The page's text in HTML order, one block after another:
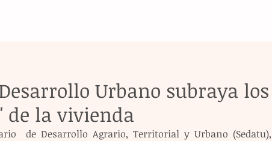
Urbano subraya los
de la vivienda
de Desarrollo Agrario, Territorial y Urbano (Sedatu),